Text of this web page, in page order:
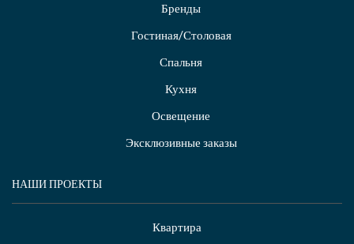
Бренды
Гостиная/Столовая
Спальня
Кухня
Освещение
Эксклюзивные заказы
НАШИ ПРОЕКТЫ
Квартира